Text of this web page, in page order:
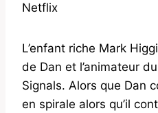
Netflix
L’enfant riche Mark
de Dan et l’animateur
Signals. Alors que Dan
en spirale alors qu’il